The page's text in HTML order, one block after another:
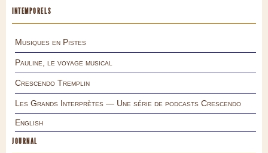
INTEMPORELS
Musiques en Pistes
Pauline, le voyage musical
Crescendo Tremplin
Les Grands Interprètes — Une série de podcasts Crescendo
English
JOURNAL